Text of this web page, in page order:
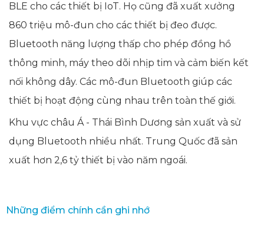
BLE cho các thiết bị IoT. Họ cũng đã xuất xưởng
860 triệu mô-đun cho các thiết bị đeo được.
Bluetooth năng lượng thấp cho phép đồng hồ
thông minh, máy theo dõi nhịp tim và cảm biến kết
nối không dây. Các mô-đun Bluetooth giúp các
thiết bị hoạt động cùng nhau trên toàn thế giới.
Khu vực châu Á - Thái Bình Dương sản xuất và sử
dụng Bluetooth nhiều nhất. Trung Quốc đã sản
xuất hơn 2,6 tỷ thiết bị vào năm ngoái.
Những điểm chính cần ghi nhớ